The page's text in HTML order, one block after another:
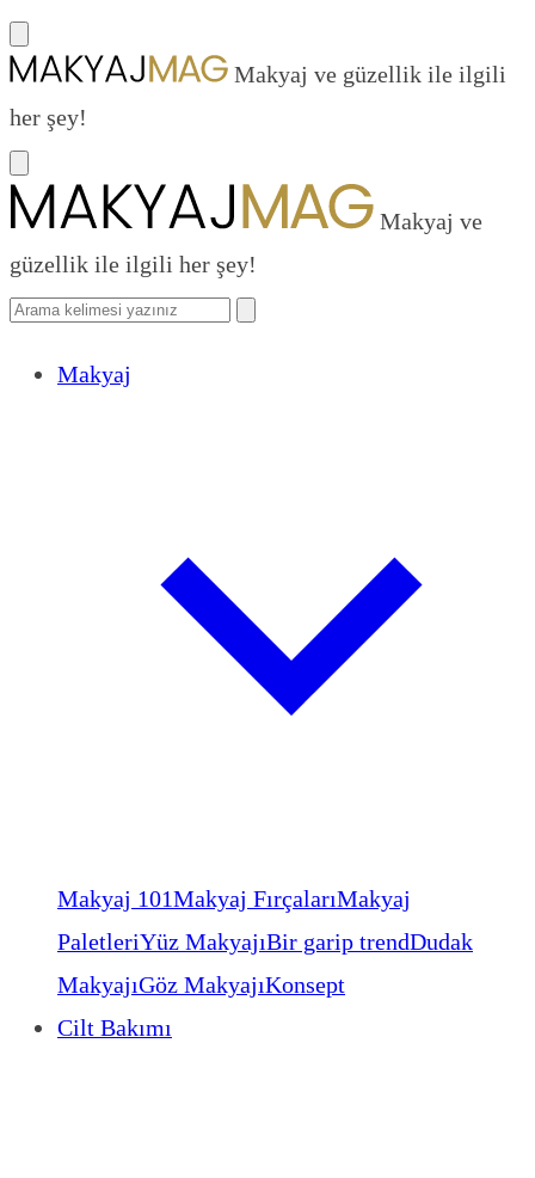
Makyaj ve güzellik ile ilgili
her şey!
Makyaj ve
güzellik ile ilgili her şey!
Makyaj
Makyaj 101Makyaj FırçalarıMakyaj
PaletleriYüz MakyajıBir garip trendDudak
MakyajıGöz MakyajıKonsept
Cilt Bakımı